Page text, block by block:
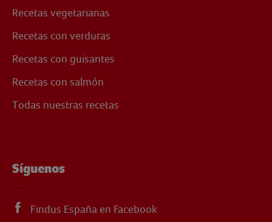
Recetas vegetarianas
Recetas con verduras
Recetas con guisantes
Recetas con salmón
Todas nuestras recetas
Síguenos
Findus España en Facebook